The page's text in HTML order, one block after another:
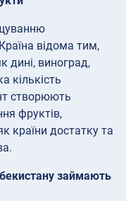
відома тим,
дині, виноград,
кількість
створюють
фруктів,
країни достатку та
займають